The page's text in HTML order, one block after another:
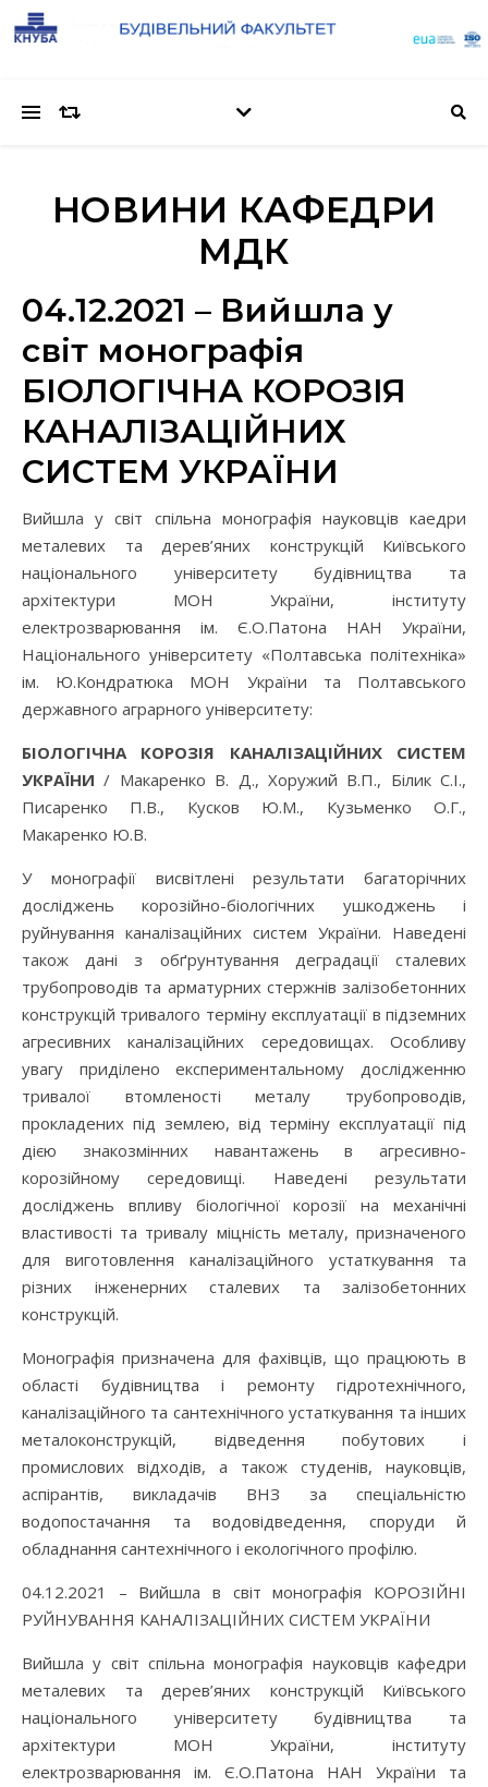
НОВИНИ КАФЕДРИ
МДК
04.12.2021 – Вийшла у
світ монографія
БІОЛОГІЧНА КОРОЗІЯ
КАНАЛІЗАЦІЙНИХ
СИСТЕМ УКРАЇНИ
Вийшла у світ спільна монографія науковців каедри
металевих та дерев’яних конструкцій Київського
національного університету будівництва та
архітектури МОН України, інституту
електрозварювання ім. Є.О.Патона НАН України,
Національного університету «Полтавська політехніка»
ім. Ю.Кондратюка МОН України та Полтавського
державного аграрного університету:
БІОЛОГІЧНА КОРОЗІЯ КАНАЛІЗАЦІЙНИХ СИСТЕМ
УКРАЇНИ / Макаренко В. Д., Хоружий В.П., Білик С.І.,
Писаренко П.В., Кусков Ю.М., Кузьменко О.Г.,
Макаренко Ю.В.
У монографії висвітлені результати багаторічних
досліджень корозійно-біологічних ушкоджень і
руйнування каналізаційних систем України. Наведені
також дані з обґрунтування деградації сталевих
трубопроводів та арматурних стержнів залізобетонних
конструкцій тривалого терміну експлуатації в підземних
агресивних каналізаційних середовищах. Особливу
увагу приділено експериментальному дослідженню
тривалої втомленості металу трубопроводів,
прокладених під землею, від терміну експлуатації під
дією знакозмінних навантажень в агресивно-
корозійному середовищі. Наведені результати
досліджень впливу біологічної корозії на механічні
властивості та тривалу міцність металу, призначеного
для виготовлення каналізаційного устаткування та
різних інженерних сталевих та залізобетонних
конструкцій.
Монографія призначена для фахівців, що працюють в
області будівництва і ремонту гідротехнічного,
каналізаційного та сантехнічного устаткування та інших
металоконструкцій, відведення побутових і
промислових відходів, а також студенів, науковців,
аспірантів, викладачів ВНЗ за спеціальністю
водопостачання та водовідведення, споруди й
обладнання сантехнічного і екологічного профілю.
04.12.2021 – Вийшла в світ монографія КОРОЗІЙНІ
РУЙНУВАННЯ КАНАЛІЗАЦІЙНИХ СИСТЕМ УКРАЇНИ
Вийшла у світ спільна монографія науковців кафедри
металевих та дерев’яних конструкцій Київського
національного університету будівництва та
архітектури МОН України, інституту
електрозварювання ім. Є.О.Патона НАН України та